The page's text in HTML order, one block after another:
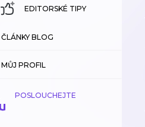
EDITORSKÉ TIPY
ČLÁNKY BLOG
MŮJ PROFIL
POSLOUCHEJTE